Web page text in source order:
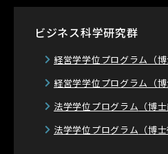
ビジネス科学研究群
経営学学位プログラム （
経営学学位プログラム （
法学学位プログラム （博
法学学位プログラム （博